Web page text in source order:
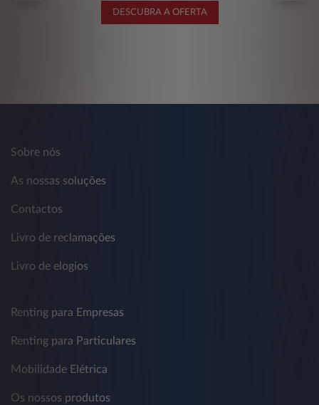
DESCUBRA A OFERTA
Sobre nós
As nossas soluções
Contactos
Livro de reclamações
Livro de elogios
Renting para Empresas
Renting para Particulares
Mobilidade Elétrica
Os nossos produtos